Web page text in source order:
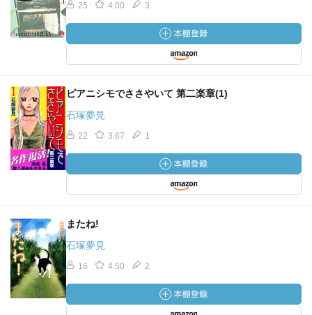
25 4.00 3
ピアニシモでささやいて 第二楽章(1)
石塚夢見
22 3.67 1
またね!
石塚夢見
16 4.50 2